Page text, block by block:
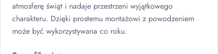
atmosferę świąt i nadaje przestrzeni wyjątkowego
charakteru. Dzięki prostemu montażowi z powodzeniem
może być wykorzystywana co roku.